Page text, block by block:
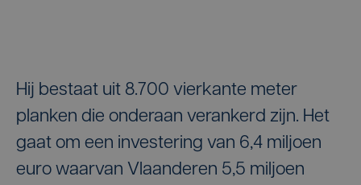
Hij bestaat uit 8.700 vierkante meter
planken die onderaan verankerd zijn. Het
gaat om een investering van 6,4 miljoen
euro waarvan Vlaanderen 5,5 miljoen